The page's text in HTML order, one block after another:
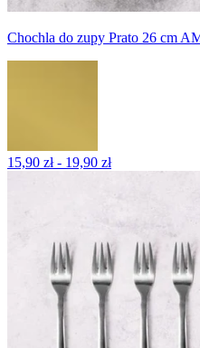
Chochla do zupy Prato 26 cm
15,90 zł - 19,90 zł